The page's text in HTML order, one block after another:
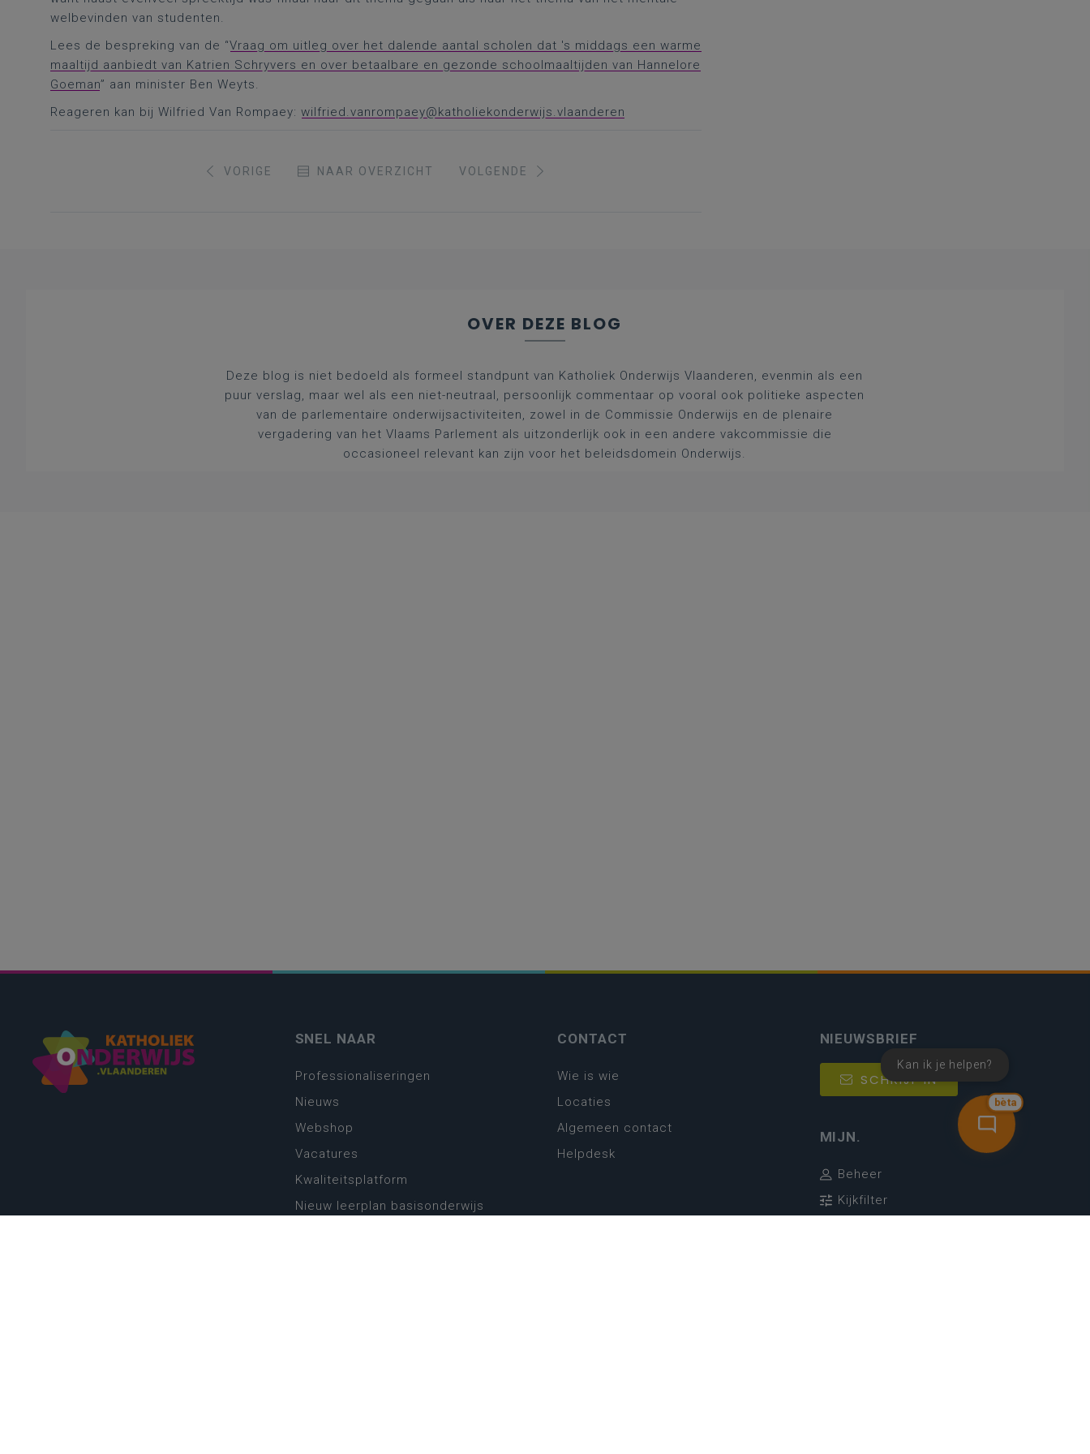
welbevinden van studenten.
Lees de bespreking van de “Vraag om uitleg over het dalende aantal scholen dat 's middags een warme
maaltijd aanbiedt van Katrien Schryvers en over betaalbare en gezonde schoolmaaltijden van Hannelore
Goeman” aan minister Ben Weyts.
Reageren kan bij Wilfried Van Rompaey: wilfried.vanrompaey@katholiekonderwijs.vlaanderen
VORIGE NAAR OVERZICHT VOLGENDE
OVER DEZE BLOG
Deze blog is niet bedoeld als formeel standpunt van Katholiek Onderwijs Vlaanderen, evenmin als een
puur verslag, maar wel als een niet-neutraal, persoonlijk commentaar op vooral ook politieke aspecten
van de parlementaire onderwijsactiviteiten, zowel in de Commissie Onderwijs en de plenaire
vergadering van het Vlaams Parlement als uitzonderlijk ook in een andere vakcommissie die
occasioneel relevant kan zijn voor het beleidsdomein Onderwijs.
bèta
Kan ik je helpen?
SNEL NAAR
Professionaliseringen
Nieuws
Webshop
Vacatures
Kwaliteitsplatform
Nieuw leerplan basisonderwijs
CONTACT
Wie is wie
Locaties
Algemeen contact
Helpdesk
NIEUWSBRIEF
SCHRIJF IN
MIJN.
Beheer
Kijkfilter